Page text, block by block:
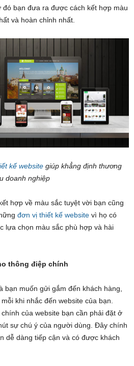
bạn đưa ra được cách kết hợp màu
và hoàn chỉnh nhất.
kế websitegiúp khẳng định thương
doanh nghiệp
hợp về màu sắc tuyệt vời bạn cũng
đơn vị thiết kế website vì họ có
lựa chọn màu sắc phù hợp và hài
thông điệp chính
bạn muốn gửi gắm đến khách hàng,
khi nhắc đến website của bạn.
của website bạn cần phải đặt ở
sự chú ý của người dùng. Đây chính
dễ dàng tiếp cận và có được khách